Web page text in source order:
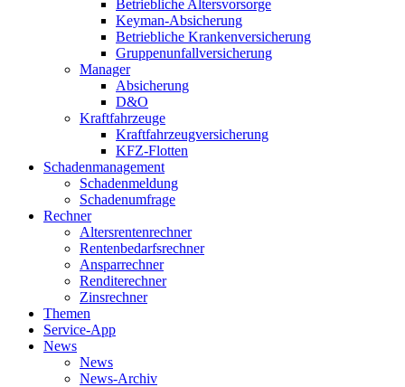
Betriebliche Altersvorsorge
Keyman-Absicherung
Betriebliche Krankenversicherung
Gruppenunfallversicherung
Manager
Absicherung
D&O
Kraftfahrzeuge
Kraftfahrzeugversicherung
KFZ-Flotten
Schadenmanagement
Schadenmeldung
Schadenumfrage
Rechner
Altersrentenrechner
Rentenbedarfsrechner
Ansparrechner
Renditerechner
Zinsrechner
Themen
Service-App
News
News
News-Archiv